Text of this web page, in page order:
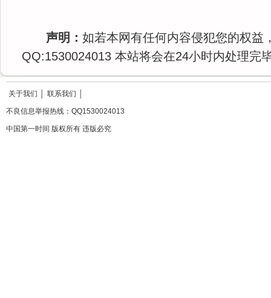
声明： 如若本网有任何内容侵犯您的权益
QQ:1530024013 本站将会在24小时内处理完
关于我们 联系我们
不良信息举报热线：QQ1530024013
中国第一时间 版权所有 违版必究